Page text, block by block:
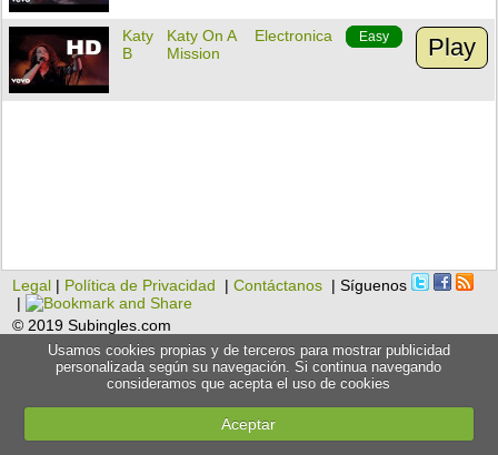
Katy
B
Katy On A
Mission
Electronica Easy Play
Legal | Política de Privacidad |Contáctanos | Síguenos
|
© 2019 Subingles.com
Usamos cookies propias y de terceros para mostrar publicidad
personalizada según su navegación. Si continua navegando
consideramos que acepta el uso de cookies
Aceptar